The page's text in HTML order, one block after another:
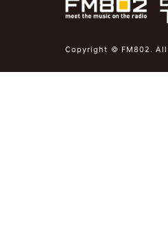
Copyright © FM802. All